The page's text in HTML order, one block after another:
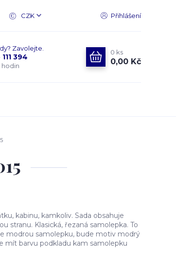
CZK Přihlášení
Zavolejte.
394
hodin
0 ks
0,00 Kč
kabinu, kamkoliv. Sada obsahuje
stranu. Klasická, řezaná samolepka. To
modrou samolepku, bude motiv modrý
mít barvu podkladu kam samolepku